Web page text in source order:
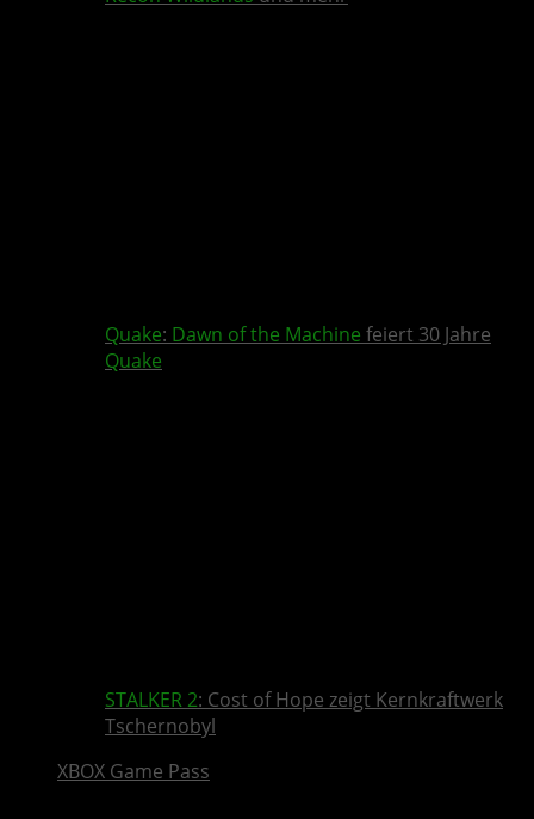
Quake: Dawn of the Machine feiert 30 Jahre
Quake
STALKER 2: Cost of Hope zeigt Kernkraftwerk
Tschernobyl
XBOX Game Pass